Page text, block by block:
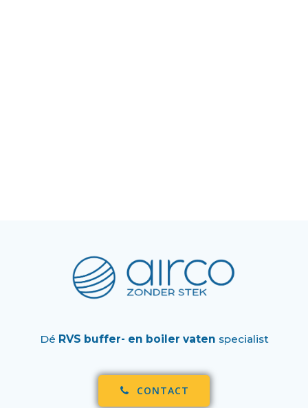
Dé RVS buffer- en boiler vaten specialist
CONTACT